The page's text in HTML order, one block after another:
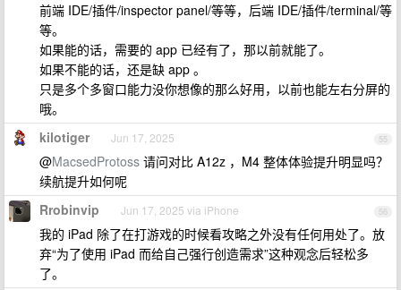
前端 IDE/插件/inspector panel/等等，后端 IDE/插件/terminal/等
等。
如果能的话，需要的 app 已经有了，那以前就能了。
如果不能的话，还是缺 app 。
只是多个多窗口能力没你想像的那么好用，以前也能左右分屏的
哦。
55
kilotiger Jun 17, 2025
@MacsedProtoss 请问对比 A12z ，M4 整体体验提升明显吗？
续航提升如何呢
56
Rrobinvip Jun 17, 2025 via iPhone
我的 iPad 除了在打游戏的时候看攻略之外没有任何用处了。放
弃“为了使用 iPad 而给自己强行创造需求”这种观念后轻松多
了。